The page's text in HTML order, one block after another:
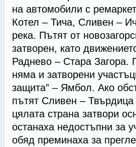
на автомобили с
Котел – Тича, Сливен –
река. Пътят от
затворен, като
Раднево – Стара Загора.
няма и затворени
защита” – Ямбол. Ако
пътят Сливен –
цялата страна затвори
останаха недостъпни за
обяд преминаха за